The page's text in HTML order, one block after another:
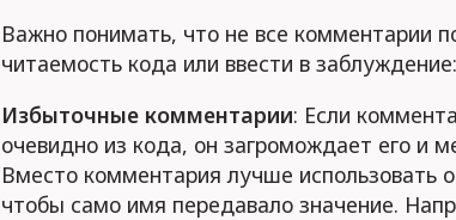
Важно понимать, что не все комментарии
читаемость кода или ввести в заблуждение:
Избыточные комментарии: Если
очевидно из кода, он загромождает его и
Вместо комментария лучше использовать
чтобы само имя передавало значение.